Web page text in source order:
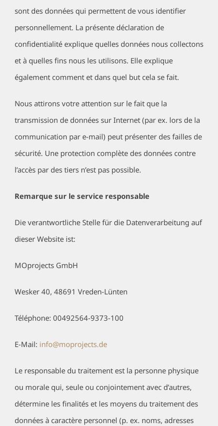
sont des données qui permettent de vous identifier
personnellement. La présente déclaration de
confidentialité explique quelles données nous collectons
et à quelles fins nous les utilisons. Elle explique
également comment et dans quel but cela se fait.
Nous attirons votre attention sur le fait que la
transmission de données sur Internet (par ex. lors de la
communication par e-mail) peut présenter des failles de
sécurité. Une protection complète des données contre
l’accès par des tiers n’est pas possible.
Remarque sur le service responsable
Die verantwortliche Stelle für die Datenverarbeitung auf
dieser Website ist:
MOprojects GmbH
Wesker 40, 48691 Vreden-Lünten
Téléphone: 00492564-9373-100
E-Mail: info@moprojects.de
Le responsable du traitement est la personne physique
ou morale qui, seule ou conjointement avec d’autres,
détermine les finalités et les moyens du traitement des
données à caractère personnel (p. ex. noms, adresses